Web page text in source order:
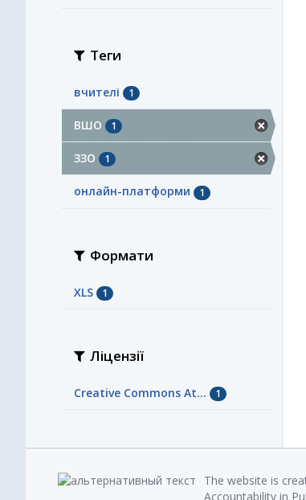
Теги
вчителі 1
ВШО 1
ЗЗО 1
онлайн-платформи 1
Формати
XLS 1
Ліцензії
Creative Commons At... 1
The website is
Accountability in